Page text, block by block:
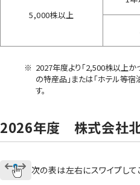
5,000株以上
※ 2027年度より「2,500株以上か
の特産品」または「ホテル等
す。
2026年度 株式会社
次の表は左右にスワイプして